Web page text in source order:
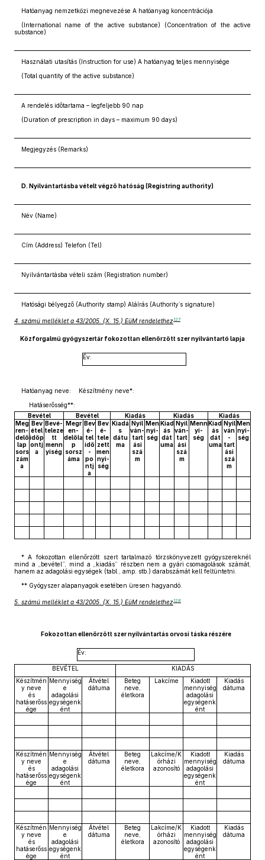
Hatóanyag nemzetközi megnevezése A hatóanyag koncentrációja
(International name of the active substance) (Concentration of the active
substance)
Használati utasítás (Instruction for use) A hatóanyag teljes mennyisége
(Total quantity of the active substance)
A rendelés időtartama – legfeljebb 90 nap
(Duration of prescription in days – maximum 90 days)
Megjegyzés (Remarks)
D. Nyilvántartásba vételt végző hatóság (Registring authority)
Név (Name)
Cím (Address) Telefon (Tel)
Nyilvántartásba vételi szám (Registration number)
Hatósági bélyegző (Authority stamp) Aláírás (Authority’s signature)
4. számú melléklet a 43/2005. (X. 15.) EüM rendelethez127
Közforgalmú gyógyszertár fokozottan ellenőrzött szer nyilvántartó lapja
Év:
Hatóanyag neve: Készítmény neve*:
Hatáserősség**:
Bevétel
Bevétel Kiadás Kiadás
Kiadás
Meg
ren-
delő
lap
sors
zám
a
Bev
étel
időp
ontj
a
Bevé-
teleze
tt
menn
yiség
Megr
en-
delőla
p
sorsz
áma
Bev
é-
tel
idő
-
po
ntj
a
Bev
é-
tele
zett
men
nyi-
ség
Kiadá
s
dátu
ma
Nyil
ván-
tart
ási
szá
m
Men
nyi-
ség
Kiad
ás
dát
uma
Nyil
ván-
tart
ási
szá
m
Menn
yi-
ség
Kiad
ás
dát
uma
Nyil
ván
-
tart
ási
szá
m
Men
nyi-
ség
* A fokozottan ellenőrzött szert tartalmazó törzskönyvezett gyógyszereknél
mind a „bevétel”, mind a „kiadás” részben nem a gyári csomagolások számát,
hanem az adagolási egységek (tabl., amp. stb.) darabszámát kell feltüntetni.
** Gyógyszer alapanyagok esetében üresen hagyandó.
5. számú melléklet a 43/2005. (X. 15.) EüM rendelethez128
Fokozottan ellenőrzött szer nyilvántartás orvosi táska részére
Év:
BEVÉTEL
KIADÁS
Készítmén
y neve
és
hatáserőss
ége
Mennyiség
e
adagolási
egységenk
ént
Átvétel
dátuma
Beteg
neve,
életkora
Lakcíme
Kiadott
mennyiség
adagolási
egységenk
ént
Kiadás
dátuma
Készítmén
y neve
és
hatáserőss
ége
Mennyiség
e
adagolási
egységenk
ént
Átvétel
dátuma
Beteg
neve,
életkora
Lakcíme/K
órházi
azonosító
Kiadott
mennyiség
adagolási
egységenk
ént
Kiadás
dátuma
Készítmén
y neve
és
hatáserőss
ége
Mennyiség
e
adagolási
egységenk
ént
Átvétel
dátuma
Beteg
neve,
életkora
Lakcíme/K
órházi
azonosító
Kiadott
mennyiség
adagolási
egységenk
ént
Kiadás
dátuma